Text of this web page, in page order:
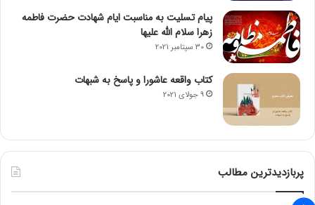
مجله خبری mydtc
رمز ارز
پیام تسلیت به مناسبت ایام شهادت حضرت فاطمه
زهرا سلام الله علیها
30 سپتامبر 2021
کتاب واقعه عاشورا و پاسخ به شبهات
9 جولای 2021
پربازدیدترین مطالب